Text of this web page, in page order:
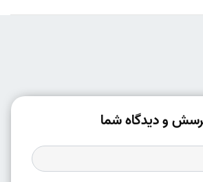
و دیدگاه شما